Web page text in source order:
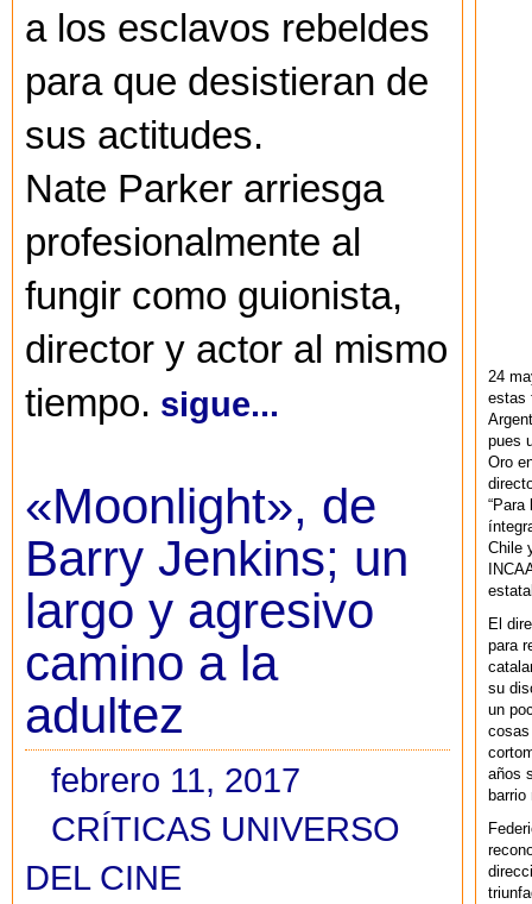
a los esclavos rebeldes
para que desistieran de
sus actitudes.
Nate Parker arriesga
profesionalmente al
fungir como guionista,
director y actor al mismo
tiempo. sigue...
«Moonlight», de
Barry Jenkins; un
largo y agresivo
camino a la
adultez
febrero 11, 2017
CRÍTICAS UNIVERSO
DEL CINE
24
estas
pues
Oro
“Para
Chile
El
para
su
un
cosas
años